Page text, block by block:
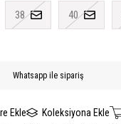
38 40
Whatsapp ile sipariş
Ekle Koleksiyona Ekle